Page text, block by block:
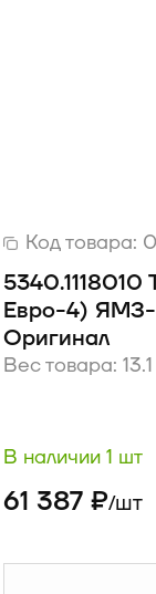
Код товара:
Евро-4) ЯМЗ-
Оригинал
Вес товара: 13.1
В наличии 1 шт
61 387 ₽/шт